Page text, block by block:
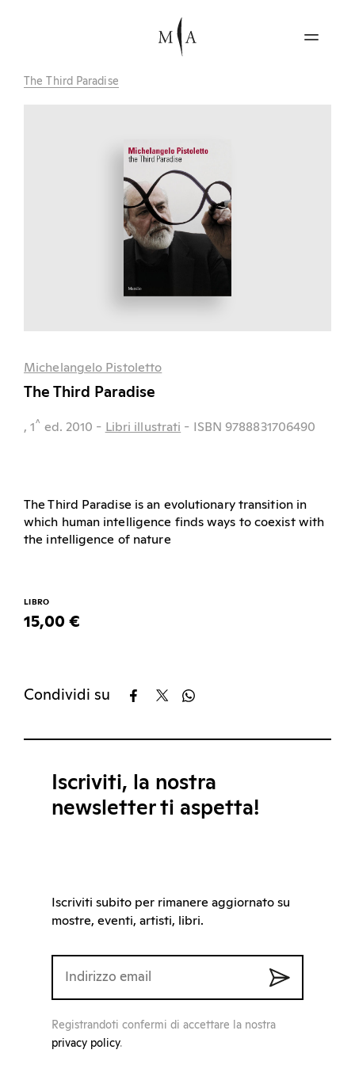
The Third Paradise
Michelangelo Pistoletto
The Third Paradise
, 1^ ed. 2010 - Libri illustrati - ISBN 9788831706490
The Third Paradise is an evolutionary transition in
which human intelligence finds ways to coexist with
the intelligence of nature
LIBRO
15,00 €
Condividi su
Iscriviti, la nostra
newsletter ti aspetta!
Iscriviti subito per rimanere aggiornato su
mostre, eventi, artisti, libri.
Registrandoti confermi di accettare la nostra
privacy policy.